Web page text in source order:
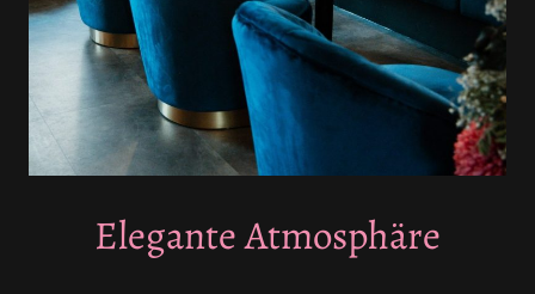
Elegante Atmosphäre